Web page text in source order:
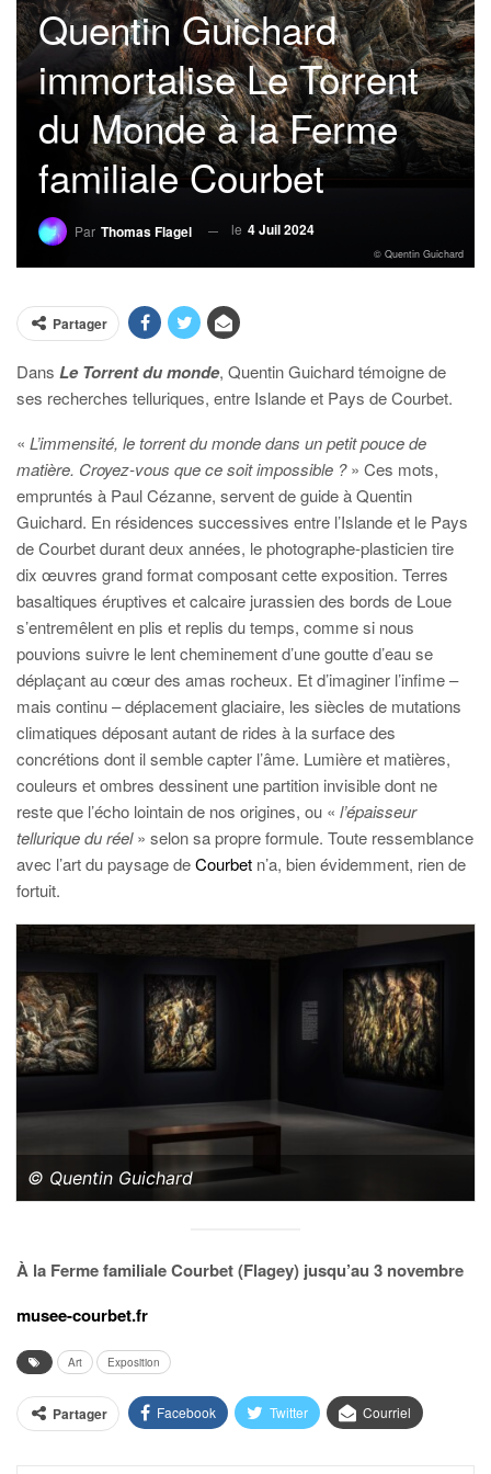
Quentin Guichard
immortalise Le Torrent
du Monde à la Ferme
familiale Courbet
Par Thomas Flagel le 4 Juil 2024
© Quentin Guichard
Partager
Dans Le Torrent du monde, Quentin Guichard témoigne de
ses recherches telluriques, entre Islande et Pays de Courbet.
« L’immensité, le torrent du monde dans un petit pouce de
matière. Croyez-vous que ce soit impossible ?» Ces mots,
empruntés à Paul Cézanne, servent de guide à Quentin
Guichard. En résidences successives entre l’Islande et le Pays
de Courbet durant deux années, le photographe-plasticien tire
dix œuvres grand format composant cette exposition. Terres
basaltiques éruptives et calcaire jurassien des bords de Loue
s’entremêlent en plis et replis du temps, comme si nous
pouvions suivre le lent cheminement d’une goutte d’eau se
déplaçant au cœur des amas rocheux. Et d’imaginer l’infime –
mais continu – déplacement glaciaire, les siècles de mutations
climatiques déposant autant de rides à la surface des
concrétions dont il semble capter l’âme. Lumière et matières,
couleurs et ombres dessinent une partition invisible dont ne
reste que l’écho lointain de nos origines, ou « l’épaisseur
tellurique du réel» selon sa propre formule. Toute ressemblance
avec l’art du paysage deCourbet n’a, bien évidemment, rien de
fortuit.
© Quentin Guichard
À la Ferme familiale Courbet (Flagey) jusqu’au 3 novembre
musee-courbet.fr
Art Exposition
Partager Facebook Twitter Courriel